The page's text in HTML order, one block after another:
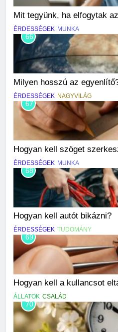
Mit tegyünk, ha elfogytak
ÉRDESSÉGEK MUNKA
66
Milyen hosszú az
ÉRDESSÉGEK NAGYVILÁG
67
Hogyan kell szöget
ÉRDESSÉGEK MUNKA
68
Hogyan kell autót bikázni?
ÉRDESSÉGEK TUDOMÁNY
69
Hogyan kell a kullancsot
ÁLLATOK CSALÁD
70